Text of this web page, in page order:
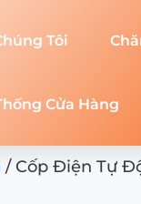
Tôi
Cửa Hàng
/ Cốp Điện Tự